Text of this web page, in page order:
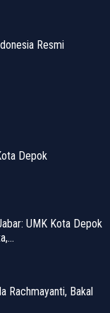
Resmi
Depok
UMK Kota Depok
Rachmayanti, Bakal